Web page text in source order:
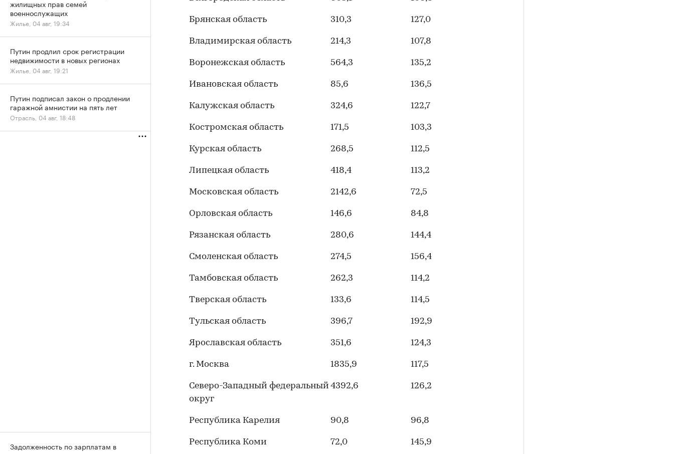
Брянская область 310,3 127,0
Владимирская область 214,3 107,8
Воронежская область 564,3 135,2
Ивановская область 85,6 136,5
Калужская область 324,6 122,7
Костромская область 171,5 103,3
Курская область 268,5 112,5
Липецкая область 418,4 113,2
Московская область 2142,6 72,5
Орловская область 146,6 84,8
Рязанская область 280,6 144,4
Смоленская область 274,5 156,4
Тамбовская область 262,3 114,2
Тверская область 133,6 114,5
Тульская область 396,7 192,9
Ярославская область 351,6 124,3
г. Москва 1835,9 117,5
Северо-Западный федеральный
округ
4392,6 126,2
Республика Карелия 90,8 96,8
Республика Коми 72,0 145,9
жилищных прав семей
военнослужащих
Жилье, 04 авг, 19:34
Путин продлил срок регистрации
недвижимости в новых регионах
Жилье, 04 авг, 19:21
Путин подписал закон о продлении
гаражной амнистии на пять лет
Отрасль, 04 авг, 18:48
Задолженность по зарплатам в